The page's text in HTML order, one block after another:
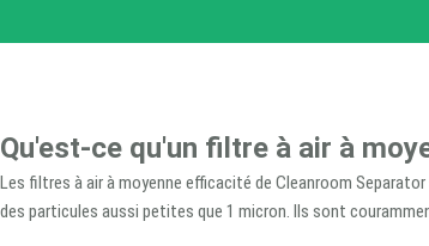
Qu'est-ce qu'un filtre à air à
Les filtres à air à moyenne efficacité de Cleanroom
des particules aussi petites que 1 micron. Ils sont